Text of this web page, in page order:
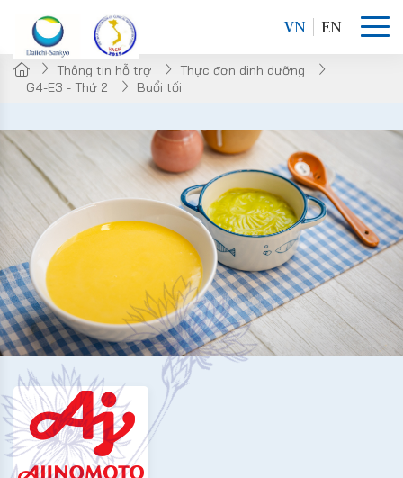
VN EN
Thông tin hỗ trợ
Thực đơn dinh dưỡng
G4-E3 - Thứ 2
Buổi tối